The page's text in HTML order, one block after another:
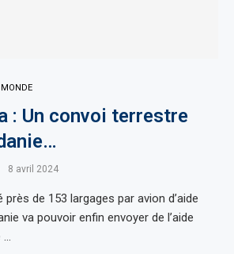
MONDE
: Un convoi terrestre
8 avril 2024
de 153 largages par avion d’aide
va pouvoir enfin envoyer de l’aide
…